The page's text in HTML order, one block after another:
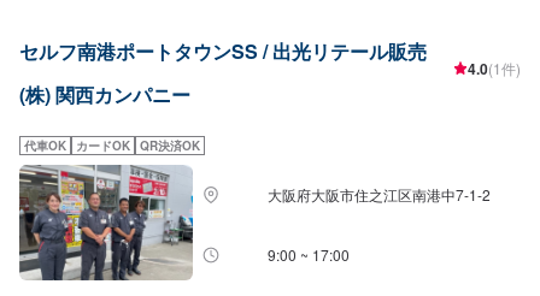
にございます。
セルフ南港ポートタウンSS / 出光リテール販売
(株) 関西カンパニー
4.0(1件)
代車OK カードOK QR決済OK
大阪府大阪市住之江区南港中7-1-2
9:00 ~ 17:00